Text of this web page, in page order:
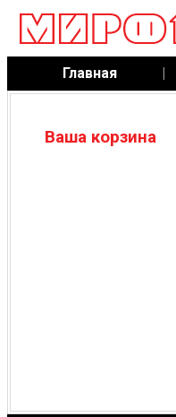
Главная |
Ваша корзина